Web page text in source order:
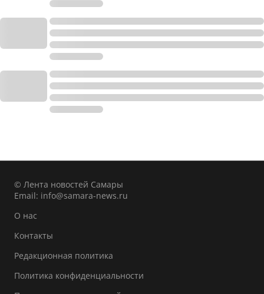
© Лента новостей Самары
Email: info@samara-news.ru
О нас
Контакты
Редакционная политика
Политика конфиденциальности